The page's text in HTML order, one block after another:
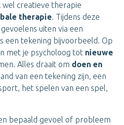
creatieve therapie
therapie. Tijdens deze
uiten via een
een tekening bijvoorbeeld. Op
met je psycholoog tot nieuwe
Alles draait om doen en
van een tekening zijn, een
het spelen van een spel,
bepaald gevoel of probleem